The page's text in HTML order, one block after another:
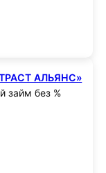
АЛЬЯНС»
займ без %